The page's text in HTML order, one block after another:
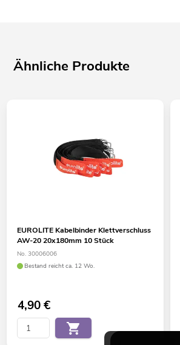
Ähnliche Produkte
EUROLITE Kabelbinder Klettverschluss
AW-20 20x180mm 10 Stück
No. 30006006
Bestand reicht ca. 12 Wo.
4,90€